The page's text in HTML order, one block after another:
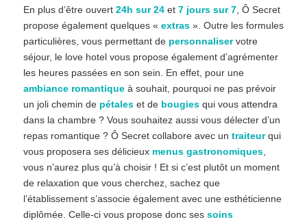
En plus d’être ouvert 24h sur 24et 7 jours sur 7, Ô Secret
propose également quelques « extras ». Outre les formules
particulières, vous permettant de personnaliservotre
séjour, le love hotel vous propose également d’agrémenter
les heures passées en son sein. En effet, pour une
ambiance romantiqueà souhait, pourquoi ne pas prévoir
un joli chemin de pétaleset de bougiesqui vous attendra
dans la chambre ? Vous souhaitez aussi vous délecter d’un
repas romantique ? Ô Secret collabore avec un traiteurqui
vous proposera ses délicieux menus gastronomiques,
vous n’aurez plus qu’à choisir ! Et si c’est plutôt un moment
de relaxation que vous cherchez, sachez que
l’établissement s’associe également avec une esthéticienne
diplômée. Celle-ci vous propose donc ses soins